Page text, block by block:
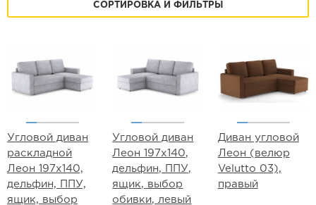
СОРТИРОВКА И ФИЛЬТРЫ
Угловой диван
раскладной
Леон 197х140,
дельфин, ППУ,
ящик, выбор
Угловой диван
Леон 197х140,
дельфин, ППУ,
ящик, выбор
обивки, левый
Диван угловой
Леон (велюр
Velutto 03),
правый